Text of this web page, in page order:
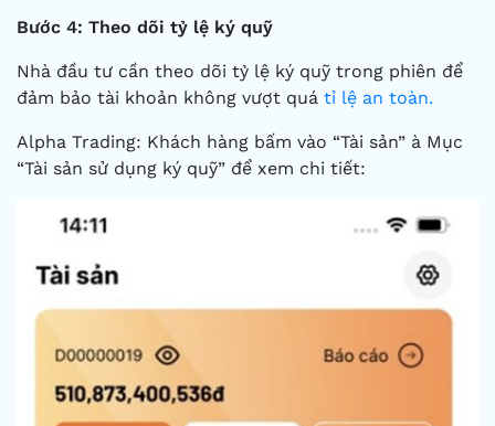
Bước 4: Theo dõi tỷ lệ ký quỹ
Nhà đầu tư cần theo dõi tỷ lệ ký quỹ trong phiên để
đảm bảo tài khoản không vượt quá tỉ lệ an toàn.
Alpha Trading: Khách hàng bấm vào “Tài sản” à Mục
“Tài sản sử dụng ký quỹ” để xem chi tiết: